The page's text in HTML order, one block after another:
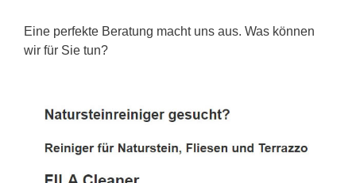
Eine perfekte Beratung macht uns aus. Was können
wir für Sie tun?